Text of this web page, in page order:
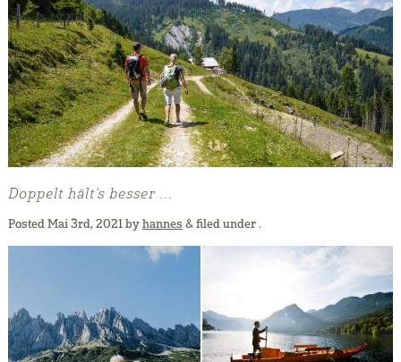
Doppelt hält’s besser …
Posted Mai 3rd, 2021by hannes &filed under .